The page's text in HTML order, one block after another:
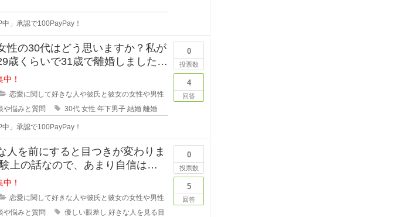
」承認で100PayPay！
性の30代はどう思いますか？私が
歳くらいで31歳で離婚しました
日の時に元旦
！
恋愛に関して好きな人や彼氏と彼女の女性や男性
や悩みと質問
30代 女性 年下男子 結婚 離婚
」承認で100PayPay！
0
投票数
4
回答
人を前にすると目つきが変わりま
の話なので、あまり自信はな
んというか、
！
恋愛に関して好きな人や彼氏と彼女の女性や男性
や悩みと質問
優しい眼差し 好きな人を見る目
0
投票数
5
回答